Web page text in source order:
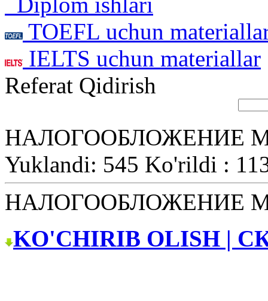
TOEFL uchun
IELTS uchun materiallar
Referat Qidirish
НАЛОГООБЛОЖЕНИЕ
Yuklandi: 545 Ko'rildi :
НАЛОГООБЛОЖЕНИЕ
KO'CHIRIB OLISH |